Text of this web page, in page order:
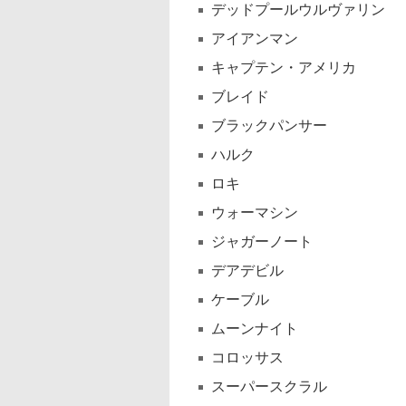
デッドプールウルヴァリン
アイアンマン
キャプテン・アメリカ
ブレイド
ブラックパンサー
ハルク
ロキ
ウォーマシン
ジャガーノート
デアデビル
ケーブル
ムーンナイト
コロッサス
スーパースクラル